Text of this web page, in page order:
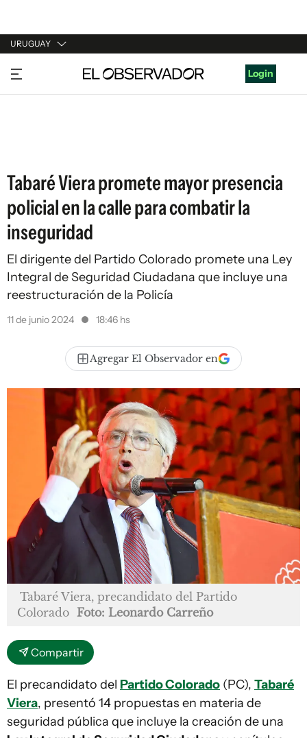
URUGUAY
URUGUAY
ARGENTINA
Login
Tabaré Viera promete mayor presencia
policial en la calle para combatir la
inseguridad
El dirigente del Partido Colorado promete una Ley
Integral de Seguridad Ciudadana que incluye una
reestructuración de la Policía
11 de junio 2024 18:46 hs
Agregar El Observador en
Tabaré Viera, precandidato del Partido
Colorado Foto: Leonardo Carreño
Compartir
El precandidato del Partido Colorado (PC), Tabaré
Viera, presentó 14 propuestas en materia de
seguridad pública que incluye la creación de una